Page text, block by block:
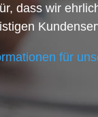
dass wir
für